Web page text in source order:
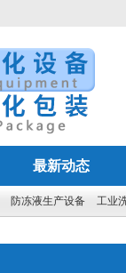
最新动态
防冻液生产设备 工业